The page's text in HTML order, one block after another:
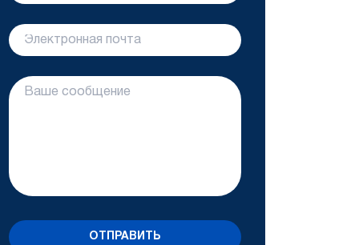
ОТПРАВИТЬ